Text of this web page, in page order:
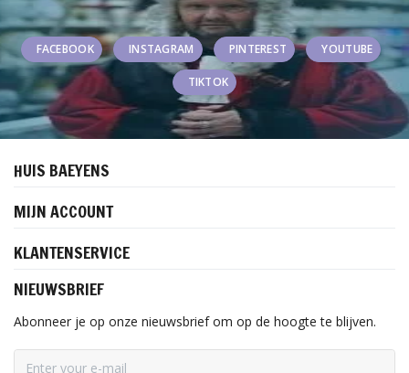
FACEBOOK INSTAGRAM PINTEREST YOUTUBE
TIKTOK
HUIS BAEYENS
MIJN ACCOUNT
KLANTENSERVICE
NIEUWSBRIEF
Abonneer je op onze nieuwsbrief om op de hoogte te blijven.